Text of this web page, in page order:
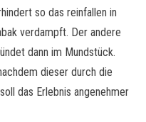
so das reinfallen in
verdampft. Der andere
dann im Mundstück.
dieser durch die
das Erlebnis angenehmer